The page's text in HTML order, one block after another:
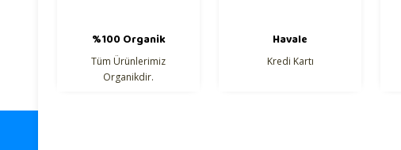
Ürün bilgilerinde hatalar bulunuyor.
Ürün fiyatı diğer sitelerden daha pahalı.
Bu ürüne benzer farklı alternatifler olmalı.
%100 Organik
Tüm Ürünlerimiz
Organikdir.
Havale
Kredi Kartı